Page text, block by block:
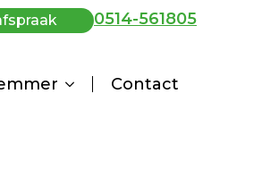
0514-561805
Contact